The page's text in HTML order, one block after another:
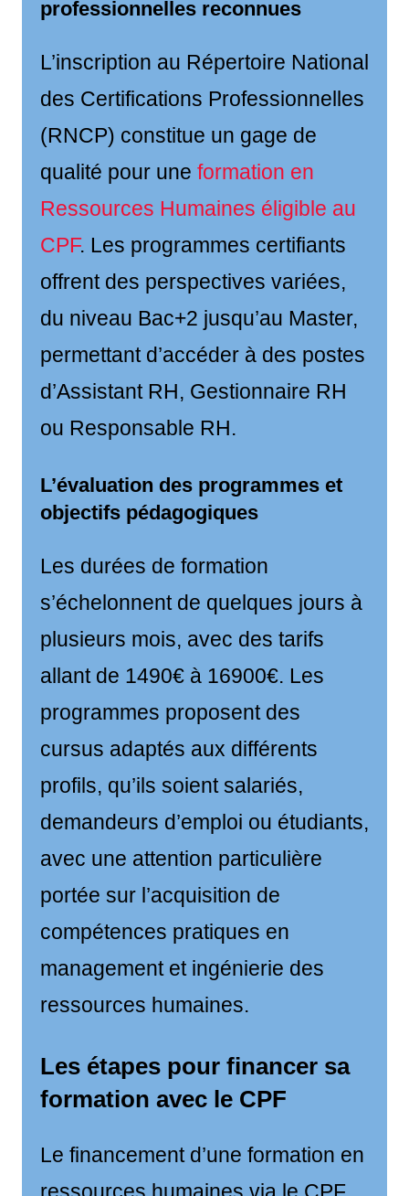
professionnelles reconnues
L’inscription au Répertoire National
des Certifications Professionnelles
(RNCP) constitue un gage de
qualité pour une formation en
Ressources Humaines éligible au
CPF. Les programmes certifiants
offrent des perspectives variées,
du niveau Bac+2 jusqu’au Master,
permettant d’accéder à des postes
d’Assistant RH, Gestionnaire RH
ou Responsable RH.
L’évaluation des programmes et
objectifs pédagogiques
Les durées de formation
s’échelonnent de quelques jours à
plusieurs mois, avec des tarifs
allant de 1490€ à 16900€. Les
programmes proposent des
cursus adaptés aux différents
profils, qu’ils soient salariés,
demandeurs d’emploi ou étudiants,
avec une attention particulière
portée sur l’acquisition de
compétences pratiques en
management et ingénierie des
ressources humaines.
Les étapes pour financer sa
formation avec le CPF
Le financement d’une formation en